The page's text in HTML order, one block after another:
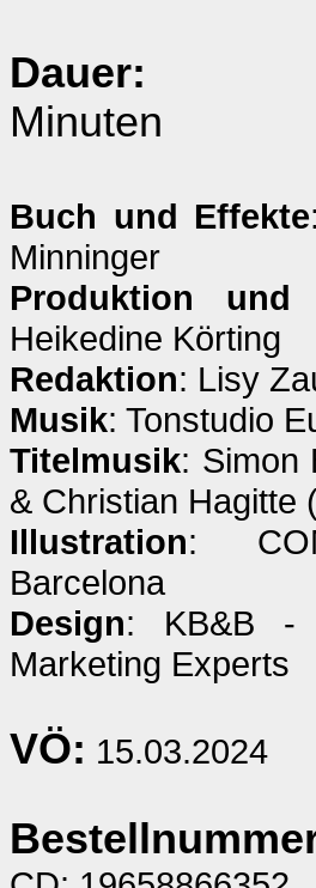
Dauer:
Minuten
Buch und Effekte
Minninger
Produktion und
Heikedine Körting
Redaktion: Lisy
Musik: Tonstudio
Titelmusik: Simon
& Christian Hagitte
Illustration:
Barcelona
Design: KB&B -
Marketing Experts
VÖ: 15.03.2024